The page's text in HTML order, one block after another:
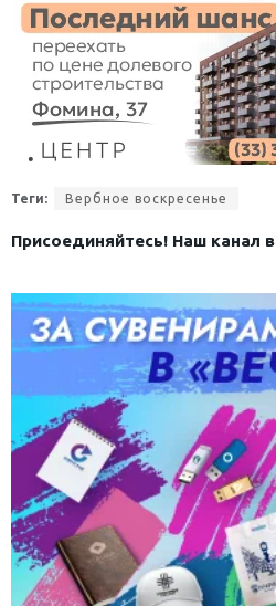
Теги: Вербное воскресенье
Присоединяйтесь! Наш канал в